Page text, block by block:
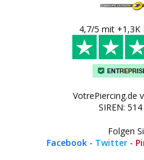
4,7/5 mit +1,3K
VotrePiercing.de
SIREN:
Folgen
Facebook - Twitter -